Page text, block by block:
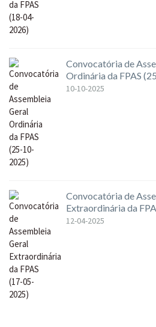
Convocatória de
Ordinária da FPAS
10-10-2025
Convocatória de
Extraordinária da
12-04-2025